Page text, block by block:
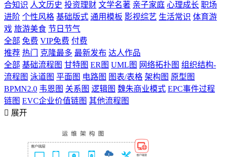
合知识 人文历史 投资理财 文学名著 亲子家庭 心理成长 职场
进阶 个性风格 基础版式 通用模板 影视综艺 生活常识 体育游
戏 旅游美食 节日节气
全部 免费 VIP免费 付费
推荐 热门 克隆最多 最新发布 达人作品
全部 基础流程图 甘特图 ER图 UML图 网络拓扑图 组织结构-
流程图 泳道图 平面图 电路图 图表/表格 架构图 原型图
BPMN2.0 韦恩图 关系图 逻辑图 魏朱商业模式 EPC事件过程
链图 EVC企业价值链图 其他流程图
 展开